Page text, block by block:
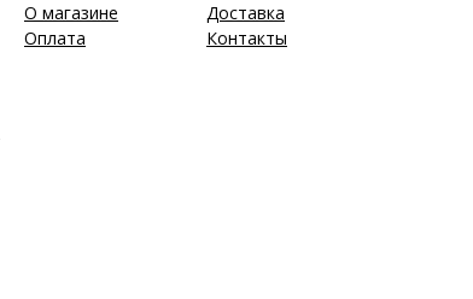
О магазине
Доставка
Оплата
Контакты